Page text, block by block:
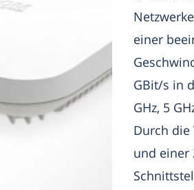
einer
GBit/s in
GHz, 5
Durch die
und einer